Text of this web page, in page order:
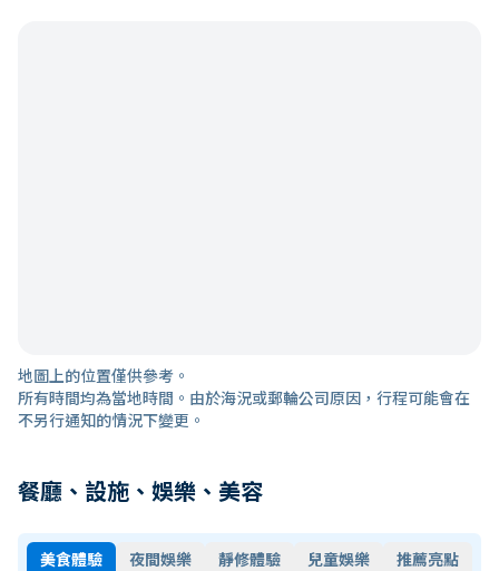
地圖上的位置僅供參考。
所有時間均為當地時間。由於海況或郵輪公司原因，行程可能會在
不另行通知的情況下變更。
餐廳、設施、娛樂、美容
美食體驗 夜間娛樂 靜修體驗 兒童娛樂 推薦亮點